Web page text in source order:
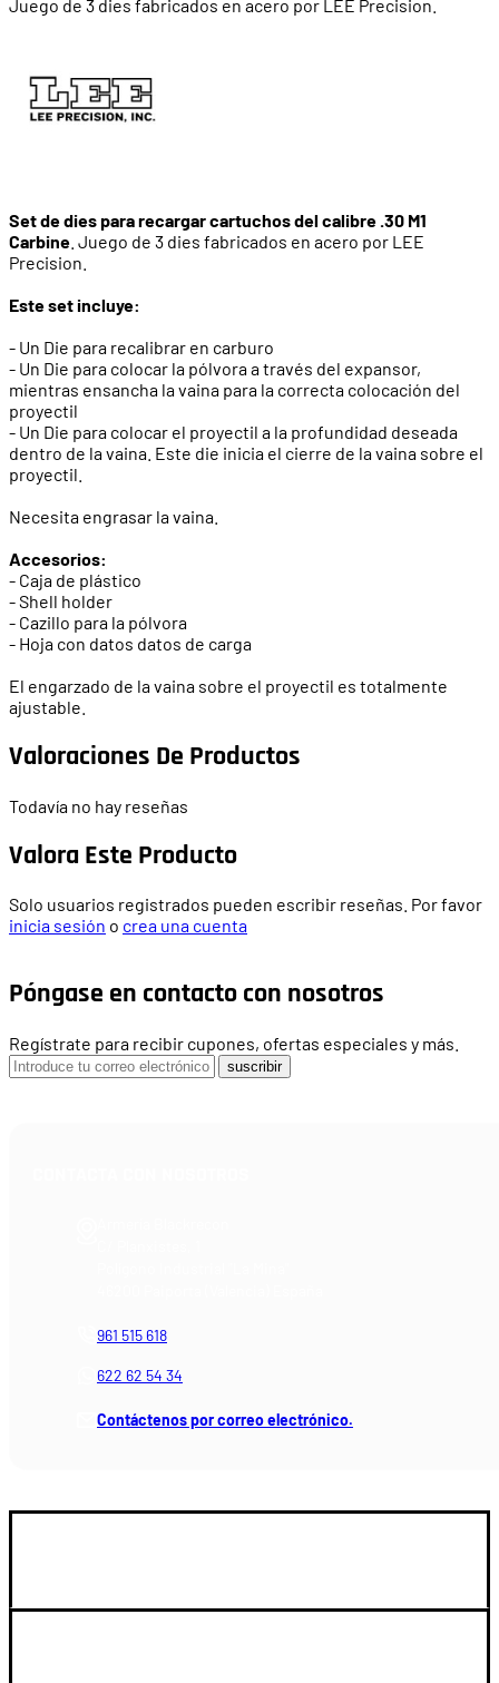
Juego de 3 dies fabricados en acero por LEE Precision.
Set de dies para recargar cartuchos del calibre .30 M1
Carbine . Juego de 3 dies fabricados en acero por LEE
Precision.
Este set incluye:
- Un Die para recalibrar en carburo
- Un Die para colocar la pólvora a través del expansor,
mientras ensancha la vaina para la correcta colocación del
proyectil
- Un Die para colocar el proyectil a la profundidad deseada
dentro de la vaina. Este die inicia el cierre de la vaina sobre el
proyectil.
Necesita engrasar la vaina.
Accesorios:
- Caja de plástico
- Shell holder
- Cazillo para la pólvora
- Hoja con datos datos de carga
El engarzado de la vaina sobre el proyectil es totalmente
ajustable.
Valoraciones De Productos
Todavía no hay reseñas
Valora Este Producto
Solo usuarios registrados pueden escribir reseñas. Por favor
inicia sesión o crea una cuenta
Póngase en contacto con nosotros
Regístrate para recibir cupones, ofertas especiales y más.
suscribir
961 515 618
622 62 54 34
Contáctenos por correo electrónico.